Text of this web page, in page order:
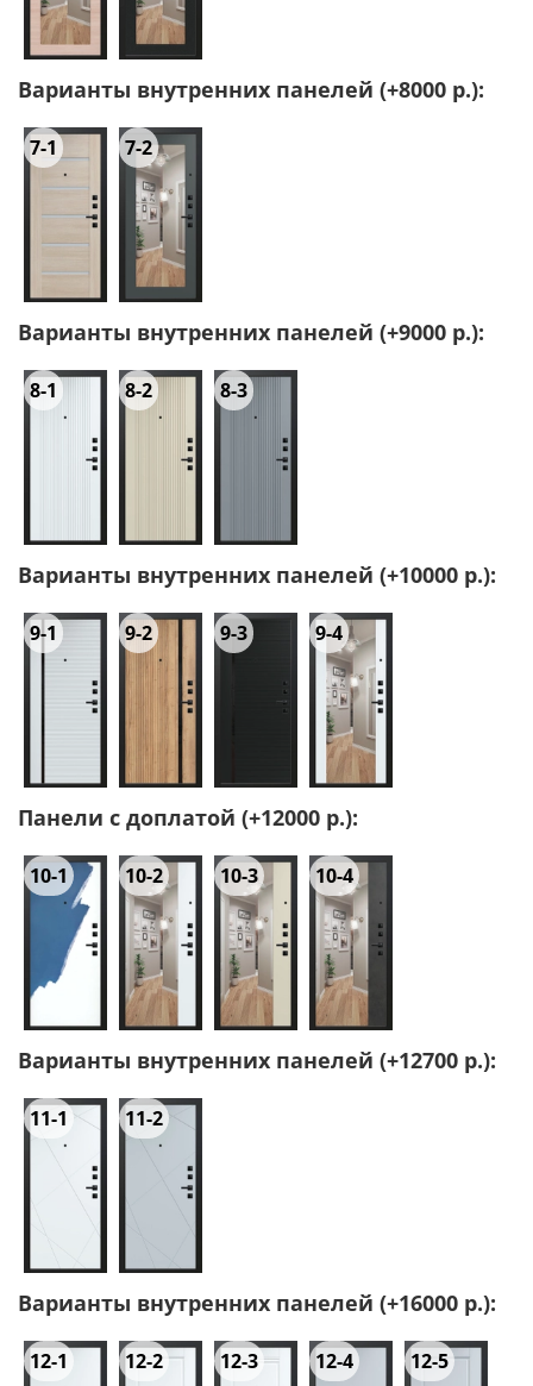
Варианты внутренних панелей (+8000 р.):
7-1 7-2
Варианты внутренних панелей (+9000 р.):
8-1 8-2 8-3
Варианты внутренних панелей (+10000 р.):
9-1 9-2 9-3 9-4
Панели с доплатой (+12000 р.):
10-1 10-2 10-3 10-4
Варианты внутренних панелей (+12700 р.):
11-1 11-2
Варианты внутренних панелей (+16000 р.):
12-1 12-2 12-3 12-4 12-5